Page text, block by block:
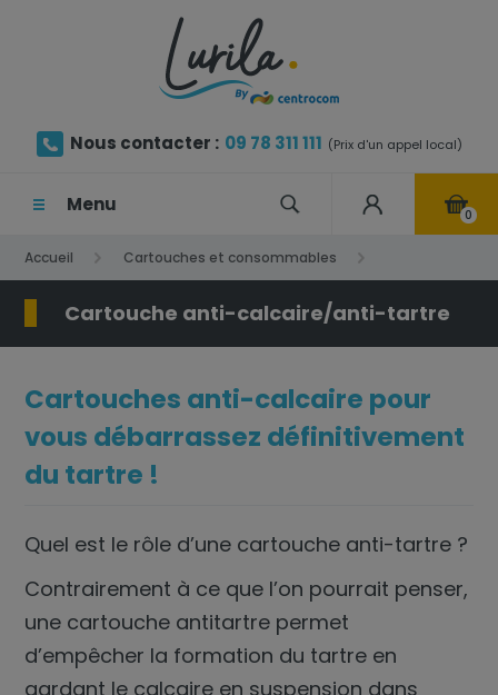
Nous contacter : 09 78 311 111 (Prix d'un appel local)
Menu 0
Accueil Cartouches et consommables
Cartouche anti-calcaire/anti-tartre
Cartouche anti-calcaire/anti-tartre
Cartouches anti-calcaire pour
vous débarrassez définitivement
du tartre !
Quel est le rôle d’une cartouche anti-tartre ?
Contrairement à ce que l’on pourrait penser,
une cartouche antitartre permet
d’empêcher la formation du tartre en
gardant le calcaire en suspension dans